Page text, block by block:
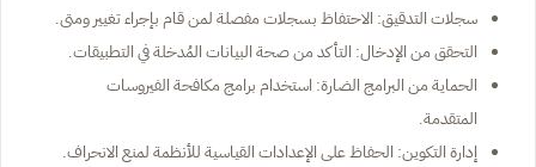
سجلات التدقيق: الاحتفاظ بسجلات مفصلة لمن قام بإجراء تغيير ومتى.
التحقق من الإدخال: التأكد من صحة البيانات المُدخلة في التطبيقات.
الحماية من البرامج الضارة: استخدام برامج مكافحة الفيروسات
المتقدمة.
إدارة التكوين: الحفاظ على الإعدادات القياسية للأنظمة لمنع الانحراف.